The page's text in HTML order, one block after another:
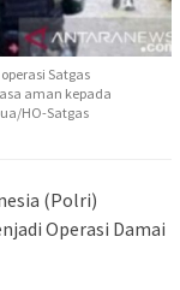
Satgas
aman kepada
HO-Satgas
(Polri)
Operasi Damai